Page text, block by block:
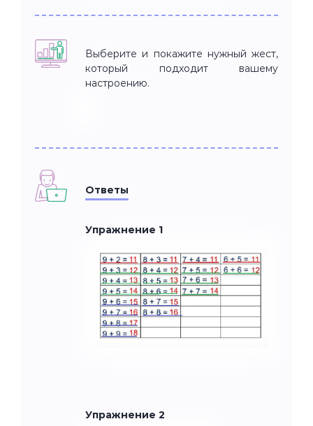
Выберите и покажите нужный жест,
который подходит вашему
настроению.
Ответы
Упражнение 1
Упражнение 2